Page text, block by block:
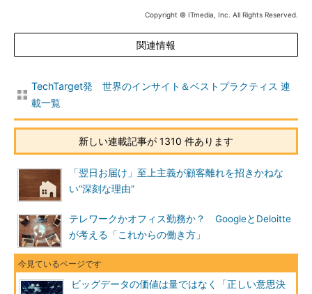
Copyright © ITmedia, Inc. All Rights Reserved.
関連情報
TechTarget発 世界のインサイト＆ベストプラクティス 連
載一覧
新しい連載記事が 1310 件あります
「翌日お届け」至上主義が顧客離れを招きかねな
い“深刻な理由”
テレワークかオフィス勤務か？ GoogleとDeloitte
が考える「これからの働き方」
ビッグデータの価値は量ではなく「正しい意思決